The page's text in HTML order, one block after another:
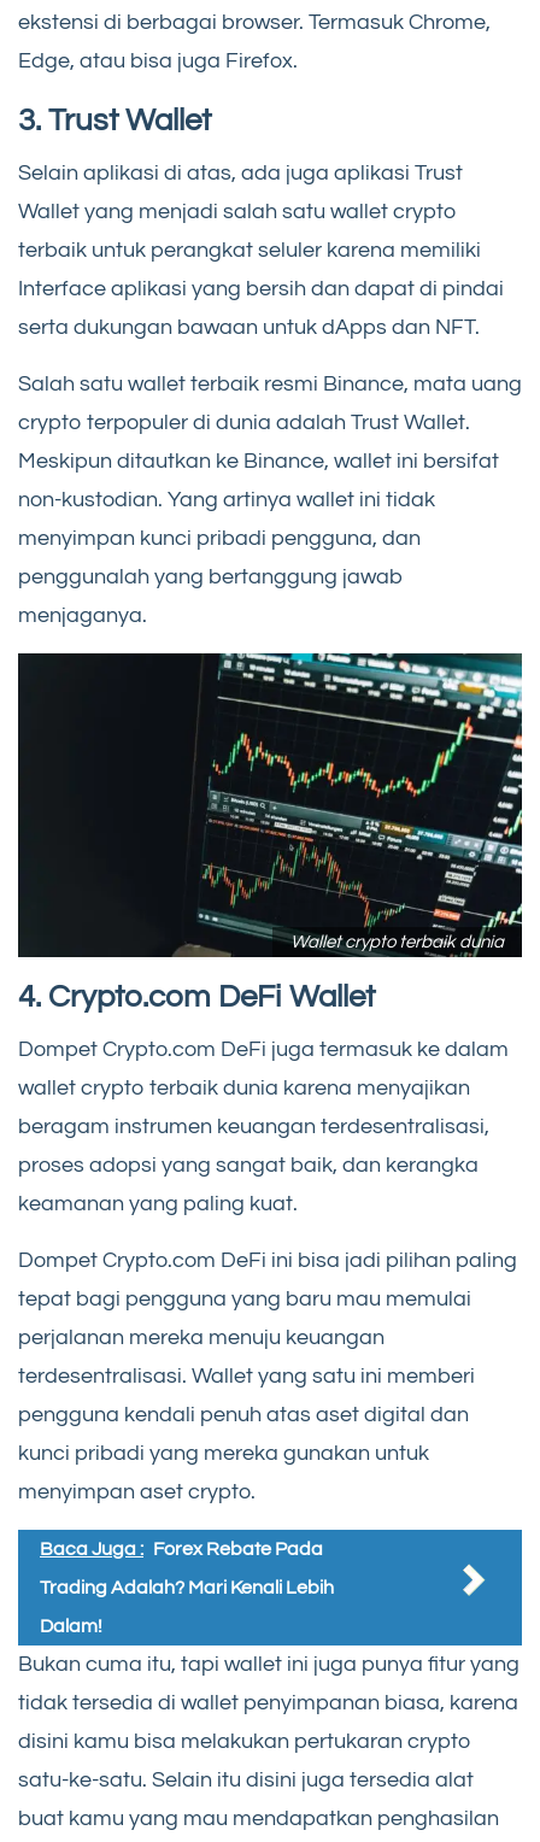
ekstensi di berbagai browser. Termasuk Chrome,
Edge, atau bisa juga Firefox.
3. Trust Wallet
Selain aplikasi di atas, ada juga aplikasi Trust
Wallet yang menjadi salah satu wallet crypto
terbaik untuk perangkat seluler karena memiliki
Interface aplikasi yang bersih dan dapat di pindai
serta dukungan bawaan untuk dApps dan NFT.
Salah satu wallet terbaik resmi Binance, mata uang
crypto terpopuler di dunia adalah Trust Wallet.
Meskipun ditautkan ke Binance, wallet ini bersifat
non-kustodian. Yang artinya wallet ini tidak
menyimpan kunci pribadi pengguna, dan
penggunalah yang bertanggung jawab
menjaganya.
Wallet crypto terbaik dunia
4. Crypto.com DeFi Wallet
Dompet Crypto.com DeFi juga termasuk ke dalam
wallet crypto terbaik dunia karena menyajikan
beragam instrumen keuangan terdesentralisasi,
proses adopsi yang sangat baik, dan kerangka
keamanan yang paling kuat.
Dompet Crypto.com DeFi ini bisa jadi pilihan paling
tepat bagi pengguna yang baru mau memulai
perjalanan mereka menuju keuangan
terdesentralisasi. Wallet yang satu ini memberi
pengguna kendali penuh atas aset digital dan
kunci pribadi yang mereka gunakan untuk
menyimpan aset crypto.
Baca Juga : Forex Rebate Pada
Trading Adalah? Mari Kenali Lebih
Dalam!
Bukan cuma itu, tapi wallet ini juga punya fitur yang
tidak tersedia di wallet penyimpanan biasa, karena
disini kamu bisa melakukan pertukaran crypto
satu-ke-satu. Selain itu disini juga tersedia alat
buat kamu yang mau mendapatkan penghasilan